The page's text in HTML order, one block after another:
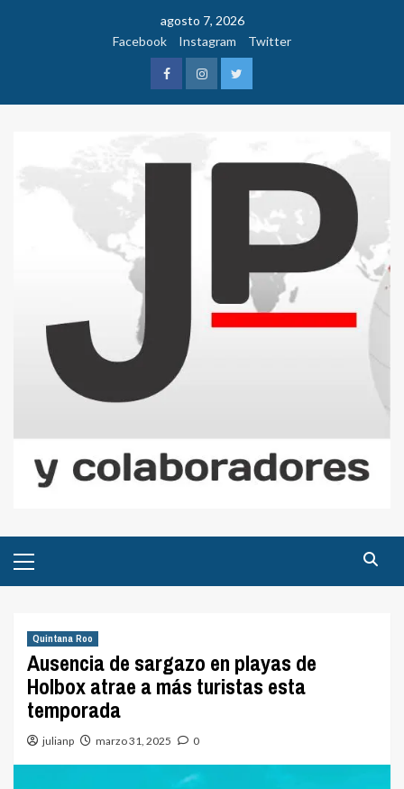
agosto 7, 2026
Facebook
Instagram Twitter
FacebookInstagramTwitter
principal
Quintana Roo
Ausencia de sargazo en playas de
Holbox atrae a más turistas esta
temporada
julianp marzo 31, 2025 0